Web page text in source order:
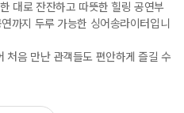
대로 잔잔하고 따뜻한 힐링 공연부
까지 두루 가능한 싱어송라이터입니
처음 만난 관객들도 편안하게 즐길 수